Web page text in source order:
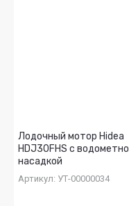
Лодочный мотор Hidea
HDJ30FHS с
насадкой
Артикул: УТ-00000034